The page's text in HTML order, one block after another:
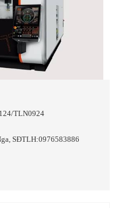
TLN0924
SĐTLH:0976583886